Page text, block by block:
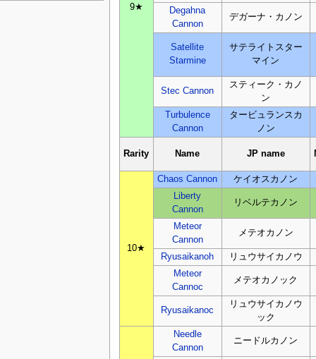
9★
Degahna
Cannon
デガーナ・カノン
Satellite
Starmine
サテライトスター
マイン
Stec Cannon
スティーク・カノ
ン
Turbulence
Cannon
タービュランスカ
ノン
Rarity Name JP name
10★
Chaos Cannon
ケイオスカノン
Liberty
Cannon
リベルテカノン
Meteor
Cannon
メテオカノン
Ryusaikanoh
リュウサイカノウ
Meteor
Cannoc
メテオカノック
Ryusaikanoc
リュウサイカノウ
ック
Needle
Cannon
ニードルカノン